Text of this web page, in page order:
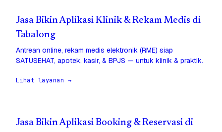
Jasa Bikin Aplikasi Klinik & Rekam Medis di
Tabalong
Antrean online, rekam medis elektronik (RME) siap
SATUSEHAT, apotek, kasir, & BPJS — untuk klinik & praktik.
Lihat layanan →
Jasa Bikin Aplikasi Booking & Reservasi di